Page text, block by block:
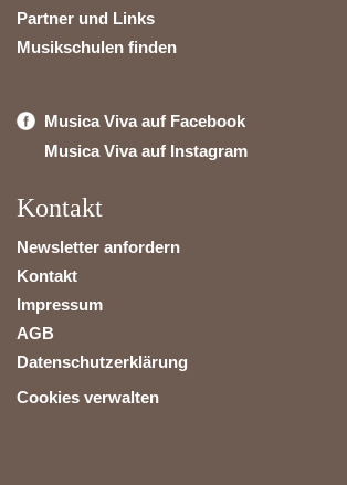
Partner und Links
Musikschulen finden
Musica Viva auf Facebook
Musica Viva auf Instagram
Kontakt
Newsletter anfordern
Kontakt
Impressum
AGB
Datenschutzerklärung
Cookies verwalten